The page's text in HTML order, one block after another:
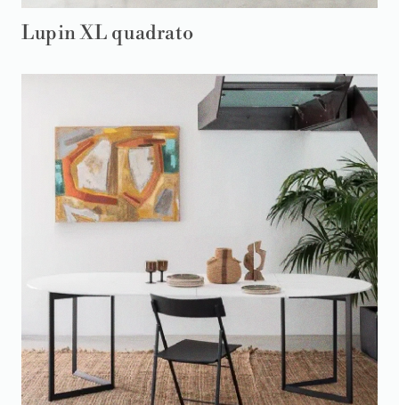
Lupin XL quadrato